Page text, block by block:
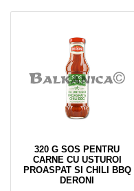
320 G SOS PENTRU
CARNE CU USTUROI
PROASPAT SI CHILI BBQ
DERONI